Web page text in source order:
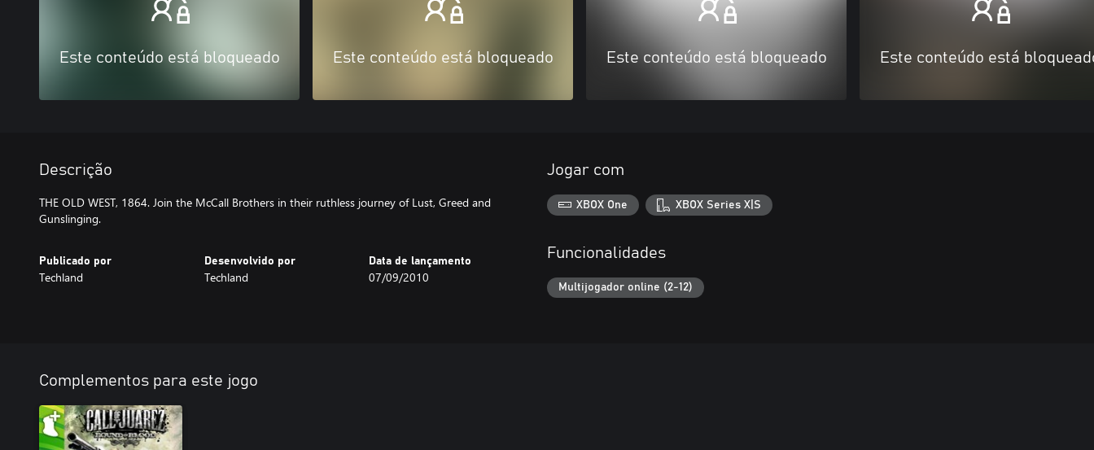
Este conteúdo está bloqueado Este conteúdo está bloqueado Este conteúdo está bloqueado Este conteúdo está
Descrição
THE OLD WEST, 1864. Join the McCall Brothers in their ruthless journey of Lust, Greed and
Gunslinging.
Publicado por
Techland
Desenvolvido por
Techland
Data de lançamento
07/09/2010
Jogar com
XBOX One XBOX Series X|S
Funcionalidades
Multijogador online (2-12)
Complementos para este jogo